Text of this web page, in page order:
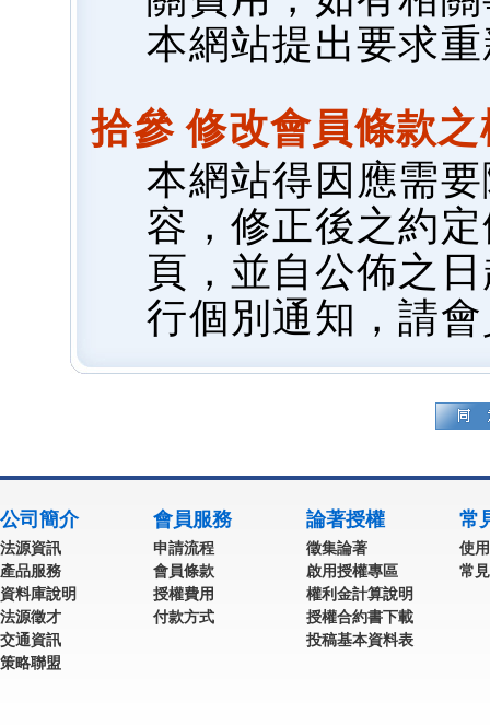
本網站提出要求
拾參 修改會員條款
本網站得因應需
容，修正後之約
頁，並自公佈之
行個別通知，請
公司簡介
法源資訊
產品服務
資料庫說明
法源徵才
交通資訊
策略聯盟
會員服務
申請流程
會員條款
授權費用
付款方式
論著授權
徵集論著
啟用授權專區
權利金計算說明
授權合約書下載
投稿基本資料表
常
使
常